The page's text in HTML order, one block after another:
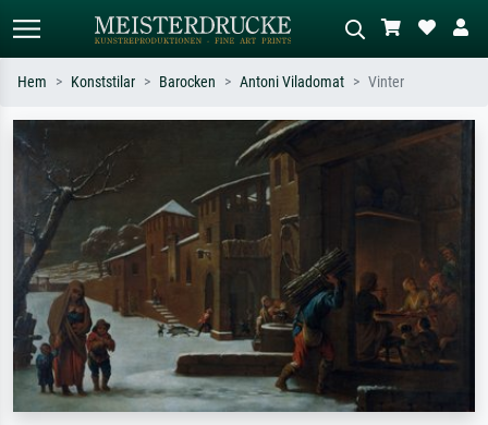
Standardsök AI-bildsökning
Sök efter konstnär, titel eller stil –
t.ex. Monet, Stjärnenatt,
impressionism, Hokusai-våg, naken.
Beskriv scenen – t.ex. grön äng,
abstrakt med mycket rött, mörk
oljemålning, stående naken bredvid ett
Hem Konststilar Barocken Antoni Viladomat Vinter